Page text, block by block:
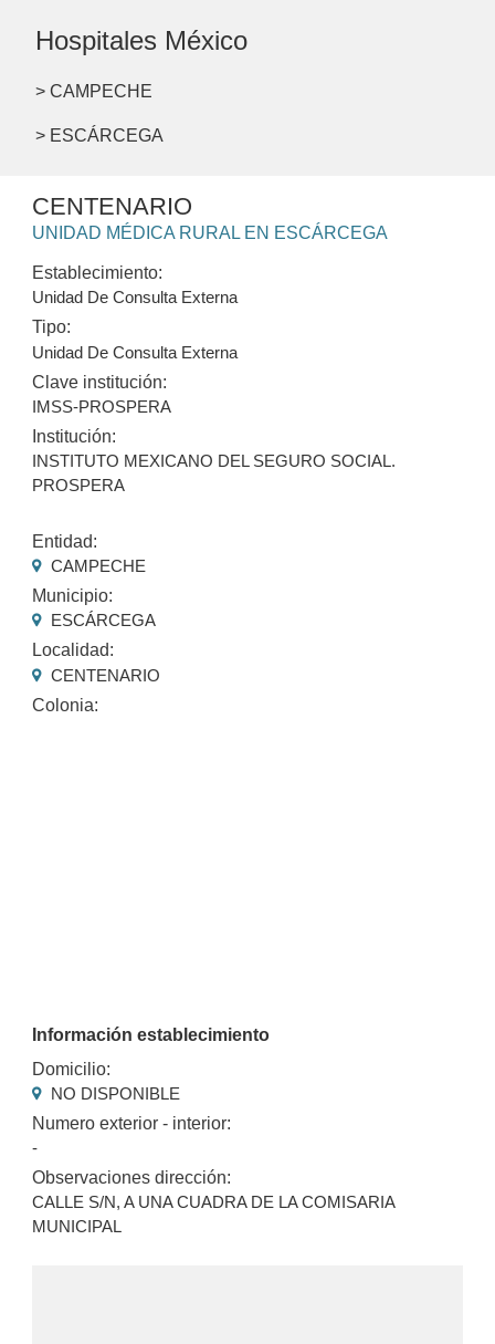
Hospitales México
> CAMPECHE
> ESCÁRCEGA
CENTENARIO
UNIDAD MÉDICA RURAL EN ESCÁRCEGA
Establecimiento:
Unidad De Consulta Externa
Tipo:
Unidad De Consulta Externa
Clave institución:
IMSS-PROSPERA
Institución:
INSTITUTO MEXICANO DEL SEGURO SOCIAL.
PROSPERA
Entidad:
CAMPECHE
Municipio:
ESCÁRCEGA
Localidad:
CENTENARIO
Colonia:
Información establecimiento
Domicilio:
NO DISPONIBLE
Numero exterior - interior:
-
Observaciones dirección:
CALLE S/N, A UNA CUADRA DE LA COMISARIA
MUNICIPAL